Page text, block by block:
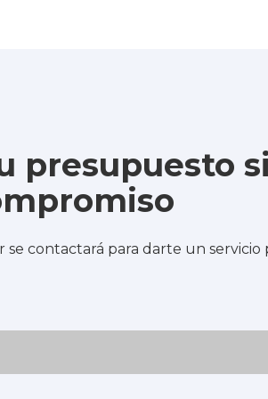
presupuesto
contactará para darte un servicio